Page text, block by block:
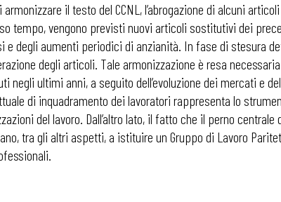
il testo del CCNL, l’abrogazione di alcuni
tempo, vengono previsti nuovi articoli sostitutivi dei
degli aumenti periodici di anzianità. In fase di stesura
degli articoli. Tale armonizzazione è resa
negli ultimi anni, a seguito dell’evoluzione dei mercati e
di inquadramento dei lavoratori rappresenta lo
del lavoro. Dall’altro lato, il fatto che il perno
tra gli altri aspetti, a istituire un Gruppo di Lavoro